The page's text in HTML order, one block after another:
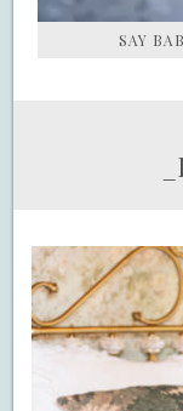
SAY